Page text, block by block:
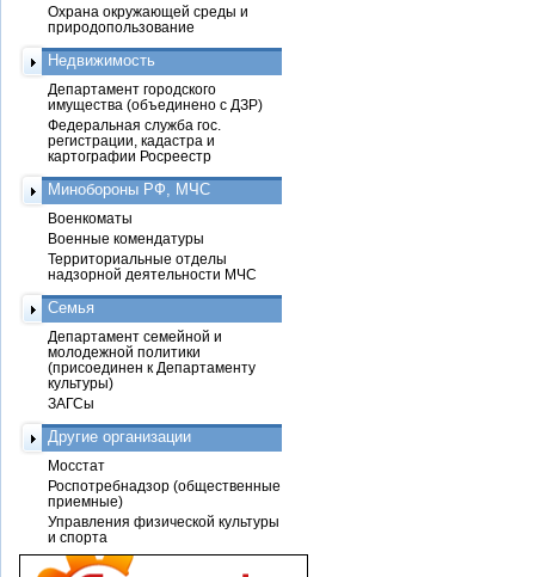
Охрана окружающей среды и
природопользование
Недвижимость
Департамент городского
имущества (объединено с ДЗР)
Федеральная служба гос.
регистрации, кадастра и
картографии Росреестр
Минобороны РФ, МЧС
Военкоматы
Военные комендатуры
Территориальные отделы
надзорной деятельности МЧС
Семья
Департамент семейной и
молодежной политики
(присоединен к Департаменту
культуры)
ЗАГСы
Другие организации
Мосстат
Роспотребнадзор (общественные
приемные)
Управления физической культуры
и спорта